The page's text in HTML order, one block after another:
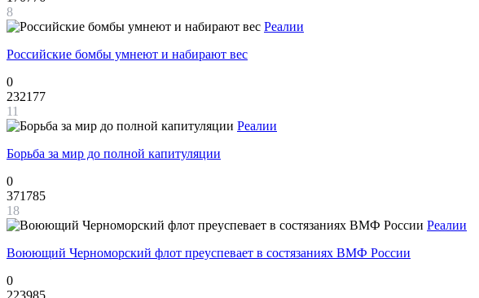
8
Реалии
Российские бомбы умнеют и набирают вес
0
232177
11
Реалии
Борьба за мир до полной капитуляции
0
371785
18
Реалии
Воюющий Черноморский флот преуспевает в состязаниях ВМФ России
0